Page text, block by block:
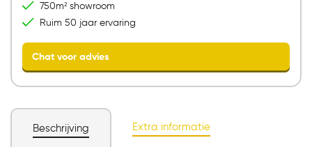
750m² showroom
Ruim 50 jaar ervaring
Beschrijving Extra informatie